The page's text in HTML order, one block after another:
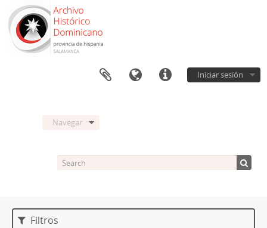
Iniciar sesión
Navegar
Filtros